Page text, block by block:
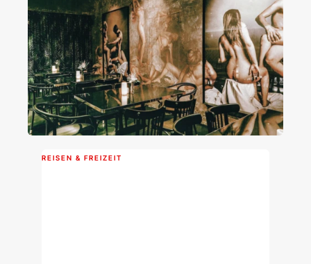
REISEN & FREIZEIT